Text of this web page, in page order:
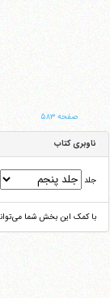
صفحه ۵۸۳
ناوبری کتاب
جلد
با کمک این بخش شما